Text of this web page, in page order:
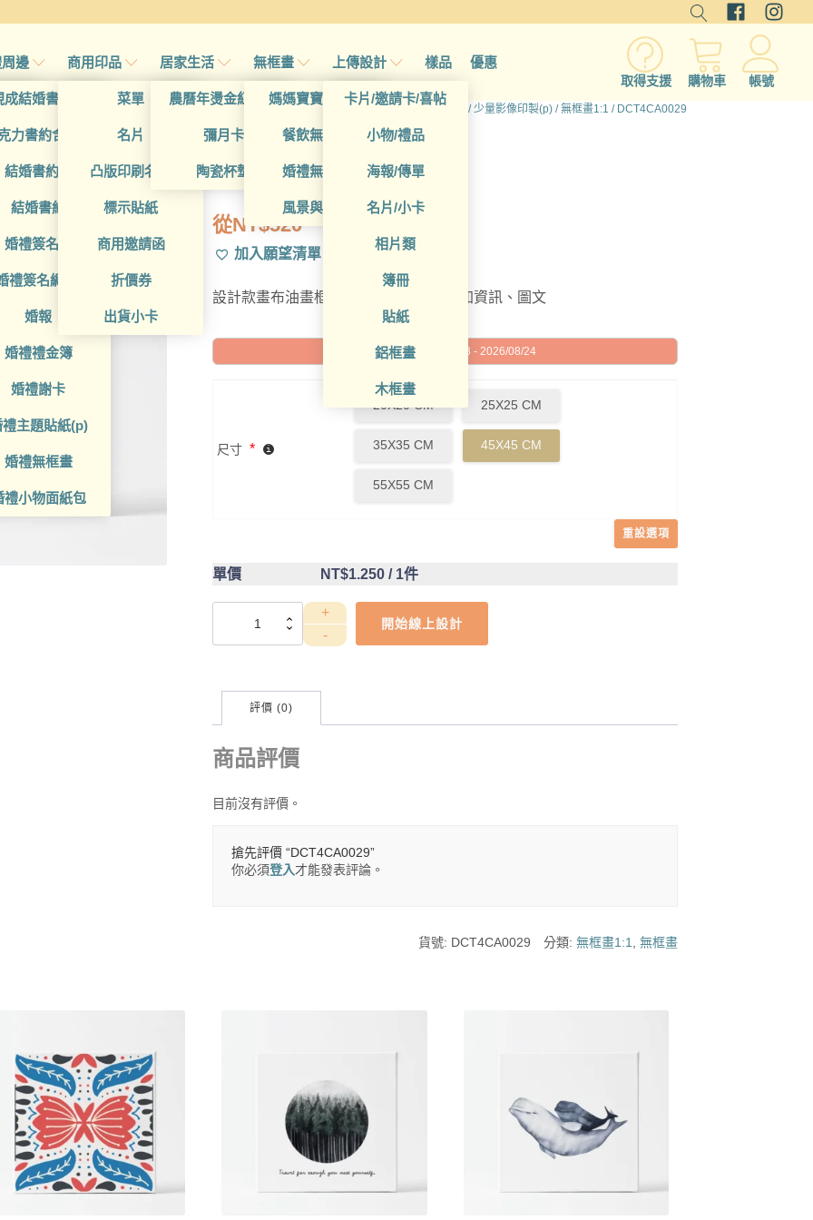
邊
成結婚書約夾
力書約含木座
結婚書約組
結婚書約
婚禮簽名簿
禮簽名綢(p)
婚報
婚禮禮金簿
婚禮謝卡
禮主題貼紙(p)
婚禮無框畫
禮小物面紙包
商用印品
菜單
名片
凸版印刷名片
標示貼紙
商用邀請函
折價券
出貨小卡
居家生活
農曆年燙金紅包袋
彌月卡
陶瓷杯墊
無框畫
媽媽寶寶無框畫
餐飲無框畫
婚禮無框畫
風景與藝術
上傳設計
卡片/邀請卡/喜帖
小物/禮品
海報/傳單
名片/小卡
相片類
簿冊
貼紙
鋁框畫
木框畫
樣品 優惠
取得支援 購物車 帳號
首頁 /所有產品 /少量影像印製(p) /無框畫1:1 / DCT4CA0029
DCT4CA0029
從NT$520
加入願望清單
設計款畫布油畫框，可進一步編輯或增加資訊、圖文
預計到貨日: 2026/08/18 - 2026/08/24
尺寸 *
20X20 CM 25X25 CM
35X35 CM 45X45 CM
55X55 CM
重設選項
單價 NT$1.250 / 1件
DCT4CA0029
開始線上設計
評價 (0)
商品評價
目前沒有評價。
搶先評價 “DCT4CA0029”
你必須登入才能發表評論。
貨號: DCT4CA0029 分類:無框畫1:1 ,無框畫